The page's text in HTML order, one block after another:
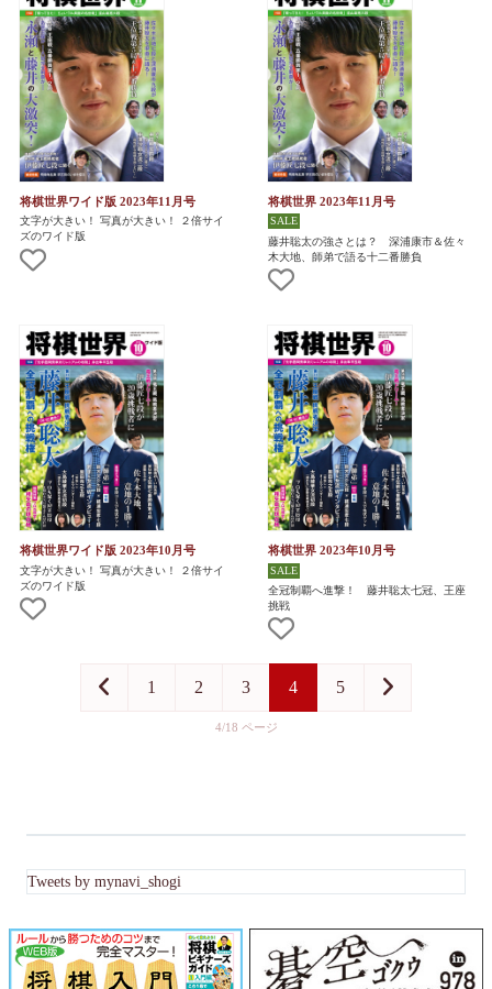
将棋世界ワイド版 2023年11月号
文字が大きい！ 写真が大きい！ ２倍サイ
ズのワイド版
将棋世界 2023年11月号
藤井聡太の強さとは？ 深浦康市＆佐々
木大地、師弟で語る十二番勝負
将棋世界ワイド版 2023年10月号
文字が大きい！ 写真が大きい！ ２倍サイ
ズのワイド版
将棋世界 2023年10月号
全冠制覇へ進撃！ 藤井聡太七冠、王座
挑戦
4/18
1 2 3 4 5
Tweets by mynavi_shogi